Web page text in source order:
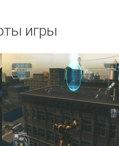
игры